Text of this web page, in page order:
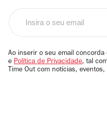
email
Ao inserir o seu email concorda
e Política de Privacidade, tal
Time Out com notícias,